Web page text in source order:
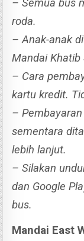
– Semua bus
roda.
– Anak-anak
Mandai Khatib
– Cara
kartu kredit.
–
sementara
lebih lanjut.
– Silakan
dan Google
bus.
Mandai East